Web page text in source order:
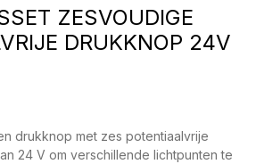
ZESVOUDIGE
DRUKKNOP 24V
drukknop met zes potentiaalvrije
24 V om verschillende lichtpunten te